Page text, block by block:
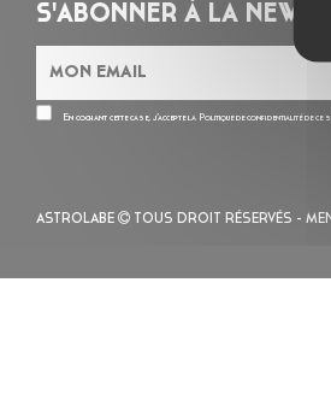
S'ABONNER À LA
En cochant cette case, j’accepte la Politique de confidentialitéde ce
ASTROLABE TOUS DROIT RÉSERVÉS -